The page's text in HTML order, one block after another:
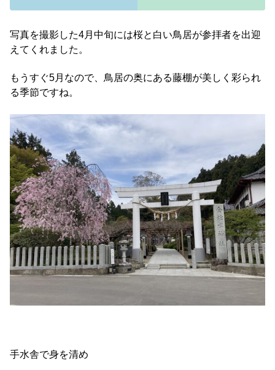
写真を撮影した4月中旬には桜と白い鳥居が参拝者を出迎
えてくれました。
もうすぐ5月なので、鳥居の奥にある藤棚が美しく彩られ
る季節ですね。
手水舎で身を清め